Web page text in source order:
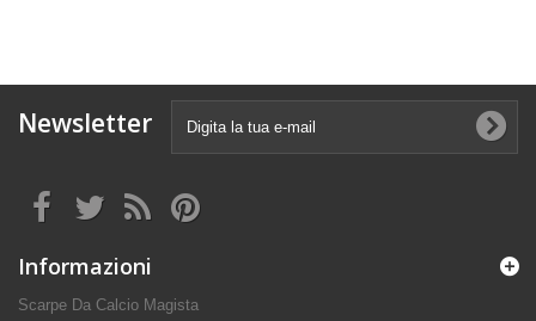
Newsletter
Informazioni
Scarpe Da Calcio Magista